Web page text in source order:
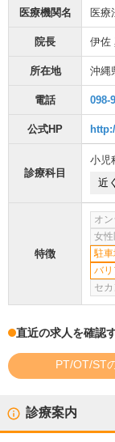
医療機関名 医療
院長 伊佐
所在地 沖縄
電話 098-
公式HP
診療科目
小児
近
特徴
オ
女性
駐
バ
セ
直近の求人を確認
PT/OT/ST
診療案内